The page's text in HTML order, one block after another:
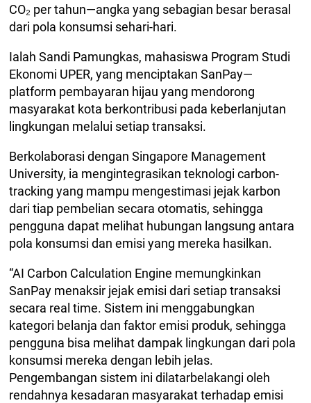
CO₂ per tahun—angka yang sebagian besar berasal
dari pola konsumsi sehari-hari.
Ialah Sandi Pamungkas, mahasiswa Program Studi
Ekonomi UPER, yang menciptakan SanPay—
platform pembayaran hijau yang mendorong
masyarakat kota berkontribusi pada keberlanjutan
lingkungan melalui setiap transaksi.
Berkolaborasi dengan Singapore Management
University, ia mengintegrasikan teknologi carbon-
tracking yang mampu mengestimasi jejak karbon
dari tiap pembelian secara otomatis, sehingga
pengguna dapat melihat hubungan langsung antara
pola konsumsi dan emisi yang mereka hasilkan.
“AI Carbon Calculation Engine memungkinkan
SanPay menaksir jejak emisi dari setiap transaksi
secara real time. Sistem ini menggabungkan
kategori belanja dan faktor emisi produk, sehingga
pengguna bisa melihat dampak lingkungan dari pola
konsumsi mereka dengan lebih jelas.
Pengembangan sistem ini dilatarbelakangi oleh
rendahnya kesadaran masyarakat terhadap emisi